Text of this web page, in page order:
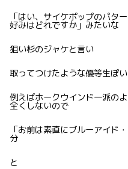
「はい、サイケポップのパ
好みはどれですか」みたいな
狙い杉のジャケと言い
取ってつけたような優等生ぽ
例えばホークウインド一派の
全くしないので
「お前は素直にブルーアイド
分
と